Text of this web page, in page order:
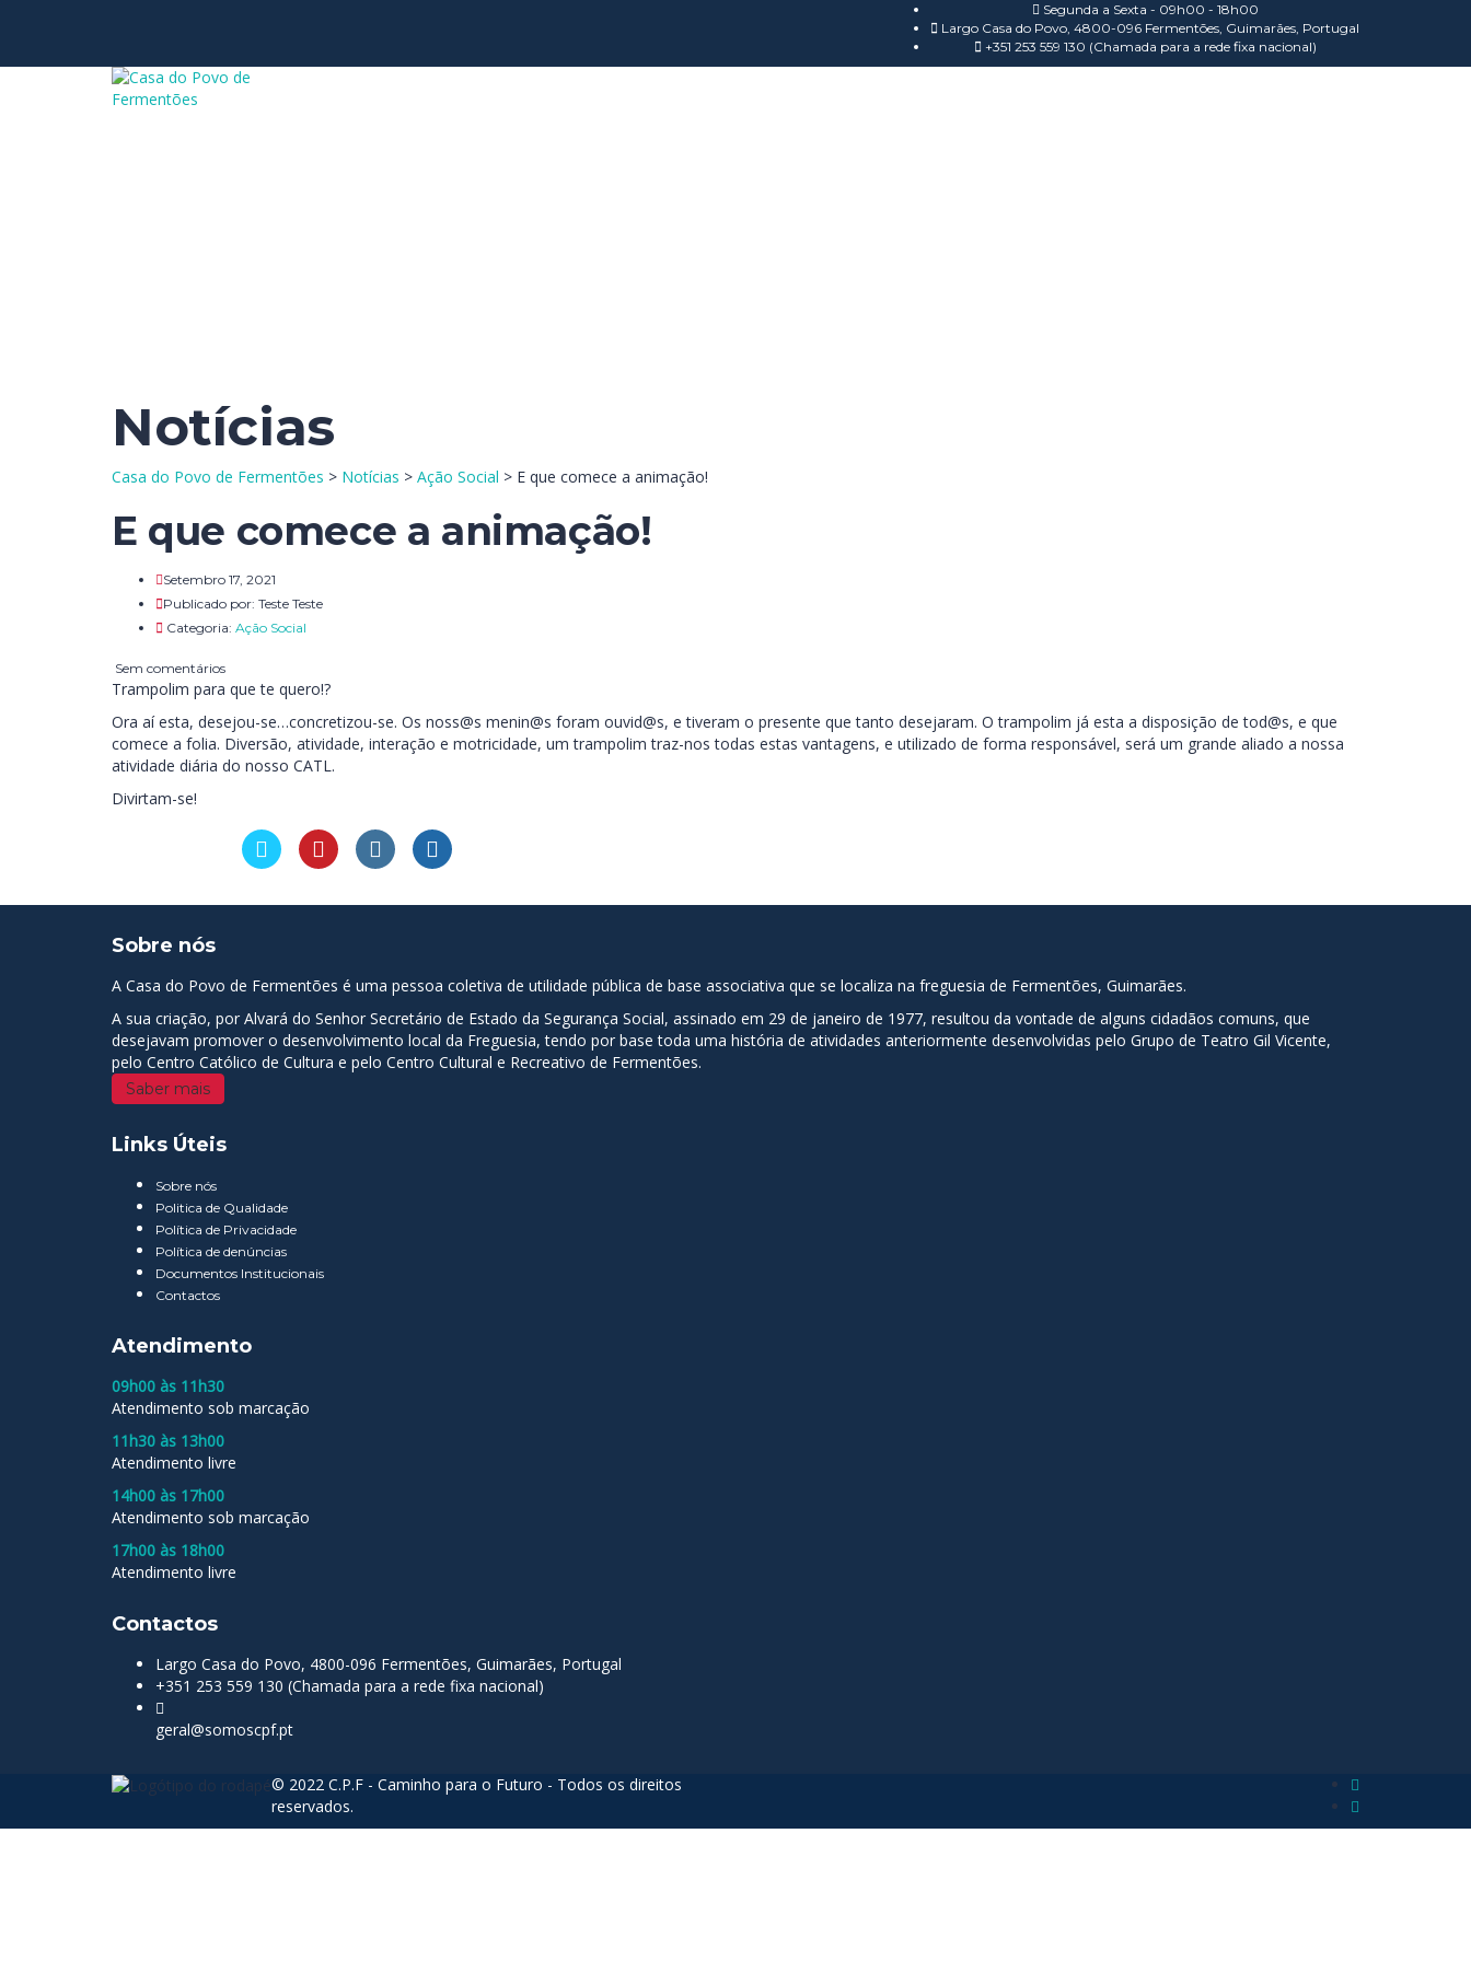
Segunda a Sexta - 09h00 - 18h00
Largo Casa do Povo, 4800-096 Fermentões, Guimarães, Portugal
+351 253 559 130 (Chamada para a rede fixa nacional)
Notícias
Casa do Povo de Fermentões > Notícias > Ação Social > E que comece a animação!
E que comece a animação!
Setembro 17, 2021
Publicado por: Teste Teste
Categoria: Ação Social
Sem comentários
Trampolim para que te quero!?
Ora aí esta, desejou-se…concretizou-se. Os noss@s menin@s foram ouvid@s, e tiveram o presente que tanto desejaram. O trampolim já esta a disposição de tod@s, e que
comece a folia. Diversão, atividade, interação e motricidade, um trampolim traz-nos todas estas vantagens, e utilizado de forma responsável, será um grande aliado a nossa
atividade diária do nosso CATL.
Divirtam-se!
Sobre nós
A Casa do Povo de Fermentões é uma pessoa coletiva de utilidade pública de base associativa que se localiza na freguesia de Fermentões, Guimarães.
A sua criação, por Alvará do Senhor Secretário de Estado da Segurança Social, assinado em 29 de janeiro de 1977, resultou da vontade de alguns cidadãos comuns, que
desejavam promover o desenvolvimento local da Freguesia, tendo por base toda uma história de atividades anteriormente desenvolvidas pelo Grupo de Teatro Gil Vicente,
pelo Centro Católico de Cultura e pelo Centro Cultural e Recreativo de Fermentões.
Saber mais
Links Úteis
Sobre nós
Politica de Qualidade
Política de Privacidade
Política de denúncias
Documentos Institucionais
Contactos
Atendimento
09h00 às 11h30
Atendimento sob marcação
11h30 às 13h00
Atendimento livre
14h00 às 17h00
Atendimento sob marcação
17h00 às 18h00
Atendimento livre
Contactos
Largo Casa do Povo, 4800-096 Fermentões, Guimarães, Portugal
+351 253 559 130 (Chamada para a rede fixa nacional)
geral@somoscpf.pt
© 2022 C.P.F - Caminho para o Futuro - Todos os direitos
reservados.